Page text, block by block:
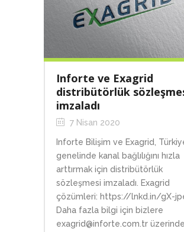
Inforte ve Exagrid
distribütörlük
imzaladı
7 Nisan 2020
Inforte Bilişim ve Exagrid,
genelinde kanal bağlılığını hızla
arttırmak için distribütörlük
sözleşmesi imzaladı. Exagrid
çözümleri: https://lnkd.in/gX-
Daha fazla bilgi için bizlere
exagrid@inforte.com.tr